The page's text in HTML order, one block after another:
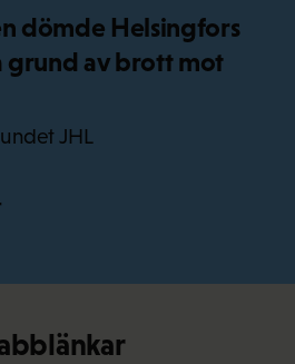
dömde Helsingfors
grund av brott mot
JHL